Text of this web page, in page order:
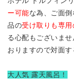
ー可能な為、ご面
品の受け取りも専用
る心配もございま
おりますので対面す
大人気 露天風呂！